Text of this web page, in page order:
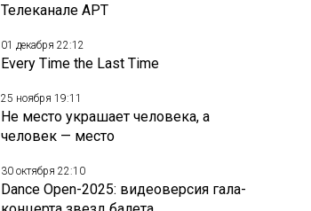
Телеканале АРТ
01 декабря 22:12
Every Time the Last Time
25 ноября 19:11
Не место украшает человека, а
человек — место
30 октября 22:10
Dance Open-2025: видеоверсия гала-